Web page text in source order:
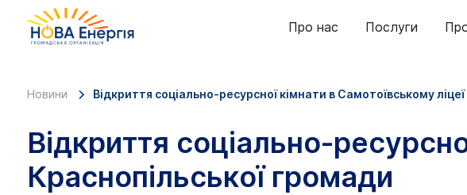
Про нас Послуги
Новини Відкриття соціально-ресурсної кімнати в Самотоївському
Відкриття соціально-
Краснопільської громади